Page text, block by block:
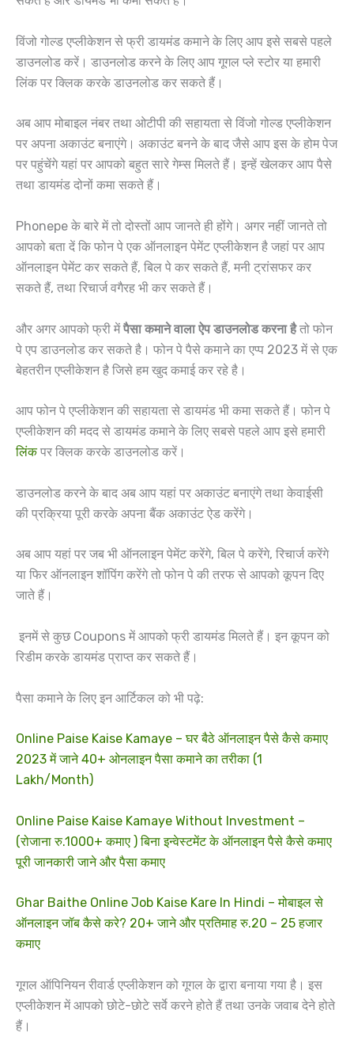
विंजो गोल्ड एप्लीकेशन से फ्री डायमंड कमाने के लिए आप इसे सबसे पहले
डाउनलोड करें। डाउनलोड करने के लिए आप गूगल प्ले स्टोर या हमारी
लिंक पर क्लिक करके डाउनलोड कर सकते हैं।
अब आप मोबाइल नंबर तथा ओटीपी की सहायता से विंजो गोल्ड एप्लीकेशन
पर अपना अकाउंट बनाएंगे। अकाउंट बनने के बाद जैसे आप इस के होम पेज
पर पहुंचेंगे यहां पर आपको बहुत सारे गेम्स मिलते हैं। इन्हें खेलकर आप पैसे
तथा डायमंड दोनों कमा सकते हैं।
Phonepe के बारे में तो दोस्तों आप जानते ही होंगे। अगर नहीं जानते तो
आपको बता दें कि फोन पे एक ऑनलाइन पेमेंट एप्लीकेशन है जहां पर आप
ऑनलाइन पेमेंट कर सकते हैं, बिल पे कर सकते हैं, मनी ट्रांसफर कर
सकते हैं, तथा रिचार्ज वगैरह भी कर सकते हैं।
और अगर आपको फ्री मेंपैसा कमाने वाला ऐप डाउनलोड करना हैतो फोन
पे एप डाउनलोड कर सकते है। फोन पे पैसे कमाने का एप्प 2023 में से एक
बेहतरीन एप्लीकेशन है जिसे हम खुद कमाई कर रहे है।
आप फोन पे एप्लीकेशन की सहायता से डायमंड भी कमा सकते हैं। फोन पे
एप्लीकेशन की मदद से डायमंड कमाने के लिए सबसे पहले आप इसे हमारी
लिंकपर क्लिक करके डाउनलोड करें।
डाउनलोड करने के बाद अब आप यहां पर अकाउंट बनाएंगे तथा केवाईसी
की प्रक्रिया पूरी करके अपना बैंक अकाउंट ऐड करेंगे।
अब आप यहां पर जब भी ऑनलाइन पेमेंट करेंगे, बिल पे करेंगे, रिचार्ज करेंगे
या फिर ऑनलाइन शॉपिंग करेंगे तो फोन पे की तरफ से आपको कूपन दिए
जाते हैं।
इनमें से कुछ Coupons में आपको फ्री डायमंड मिलते हैं। इन कूपन को
रिडीम करके डायमंड प्राप्त कर सकते हैं।
पैसा कमाने के लिए इन आर्टिकल को भी पढ़े:
Online Paise Kaise Kamaye – घर बैठे ऑनलाइन पैसे कैसे कमाए
2023 में जाने 40+ ओनलाइन पैसा कमाने का तरीका (1
Lakh/Month)
Online Paise Kaise Kamaye Without Investment –
(रोजाना रु.1000+ कमाए ) बिना इन्वेस्टमेंट के ऑनलाइन पैसे कैसे कमाए
पूरी जानकारी जाने और पैसा कमाए
Ghar Baithe Online Job Kaise Kare In Hindi – मोबाइल से
ऑनलाइन जॉब कैसे करे? 20+ जाने और प्रतिमाह रु.20 – 25 हजार
कमाए
गूगल ऑपिनियन रीवार्ड एप्लीकेशन को गूगल के द्वारा बनाया गया है। इस
एप्लीकेशन में आपको छोटे-छोटे सर्वे करने होते हैं तथा उनके जवाब देने होते
हैं।